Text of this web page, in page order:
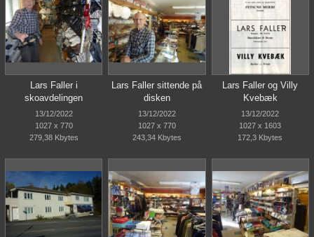
Lars Faller i
skoavdelingen
13/12/2022
1027 x 770
279,38 Kbytes
Lars Faller sittende på
disken
13/12/2022
1027 x 770
243,34 Kbytes
Lars Faller og Villy
Kvebæk
13/12/2022
1027 x 1603
172,3 Kbytes